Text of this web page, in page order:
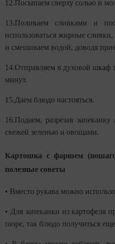
12.Посыпаем сверху солью и
13.Поливаем сливками и
использоваться жирные
и смешиваем водой, доводя
14.Отправляем в духовой шкаф
минут.
15.Даем блюдо настояться.
16.Подаем, разрезав
свежей зеленью и овощами.
Картошка с фаршем
полезные советы
• Вместо рукава можно
• Для запеканки из картофеля
пюре, так блюдо получиться